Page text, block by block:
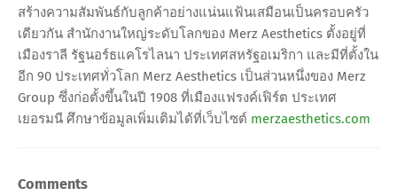
สร้างความสัมพันธ์กับลูกค้าอย่างแน่นแฟ้นเสมือนเป็นครอบครัว
เดียวกัน สำนักงานใหญ่ระดับโลกของ Merz Aesthetics ตั้งอยู่ที่
เมืองราลี รัฐนอร์ธแคโรไลนา ประเทศสหรัฐอเมริกา และมีที่ตั้งใน
อีก 90 ประเทศทั่วโลก Merz Aesthetics เป็นส่วนหนึ่งของ Merz
Group ซึ่งก่อตั้งขึ้นในปี 1908 ที่เมืองแฟรงค์เฟิร์ต ประเทศ
เยอรมนี ศึกษาข้อมูลเพิ่มเติมได้ที่เว็บไซต์ merzaesthetics.com
Comments